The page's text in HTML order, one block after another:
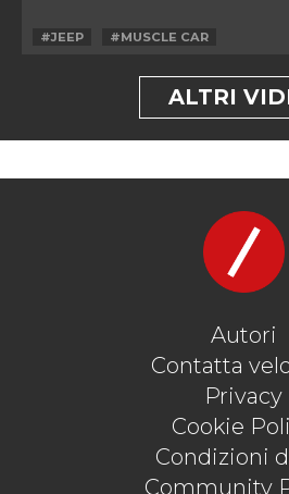
#JEEP #MUSCLE CAR
ALTRI
Autori
Contatta
Privacy
Cookie
Condizioni
Community